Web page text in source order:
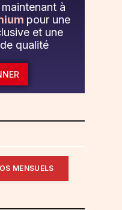
à
pour une
et une
qualité
MENSUELS